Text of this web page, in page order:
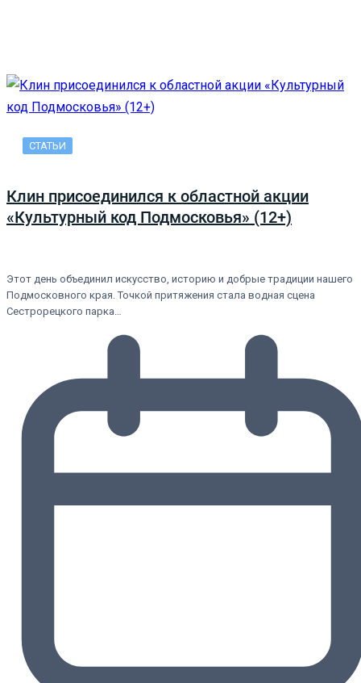
СТАТЬИ
Клин присоединился к областной акции
«Культурный код Подмосковья» (12+)
Этот день объединил искусство, историю и добрые традиции нашего
Подмосковного края. Точкой притяжения стала водная сцена
Сестрорецкого парка…